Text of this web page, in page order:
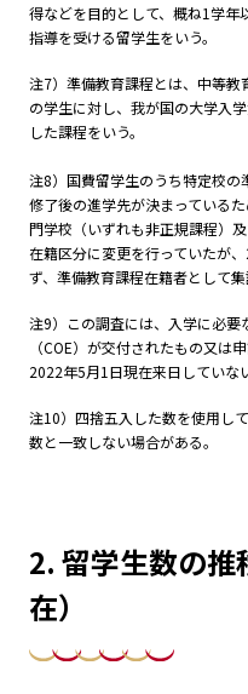
得などを目的として、概ね1学
指導を受ける留学生をいう。
注7）準備教育課程とは、中等教
の学生に対し、我が国の大学入
した課程をいう。
注8）国費留学生のうち特定校
修了後の進学先が決まっている
門学校（いずれも非正規課程）
在籍区分に変更を行っていたが、
ず、準備教育課程在籍者として集
注9）この調査には、入学に必
（COE）が交付されたもの又は
2022年5月1日現在来日していな
注10）四捨五入した数を使用し
数と一致しない場合がある。
2. 留学生数の
在）